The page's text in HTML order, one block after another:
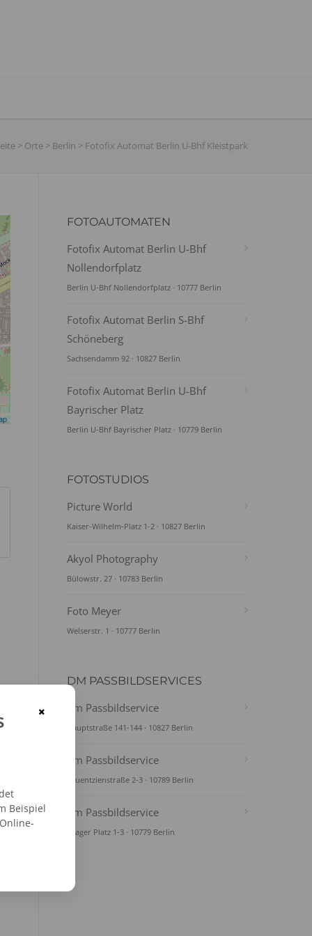
> Orte > Berlin > Fotofix Automat Berlin U-Bhf Kleistpark
FOTOAUTOMATEN
Fotofix Automat Berlin U-Bhf
Nollendorfplatz
Berlin U-Bhf Nollendorfplatz · 10777 Berlin
Fotofix Automat Berlin S-Bhf
Schöneberg
Sachsendamm 92 · 10827 Berlin
Fotofix Automat Berlin U-Bhf
Bayrischer Platz
Berlin U-Bhf Bayrischer Platz · 10779 Berlin
FOTOSTUDIOS
Picture World
Kaiser-Wilhelm-Platz 1-2 · 10827 Berlin
Akyol Photography
Bülowstr. 27 · 10783 Berlin
Foto Meyer
Welserstr. 1 · 10777 Berlin
DM PASSBILDSERVICES
dm Passbildservice
Hauptstraße 141-144 · 10827 Berlin
dm Passbildservice
Tauentzienstraße 2-3 · 10789 Berlin
dm Passbildservice
Prager Platz 1-3 · 10779 Berlin
×
Beispiel